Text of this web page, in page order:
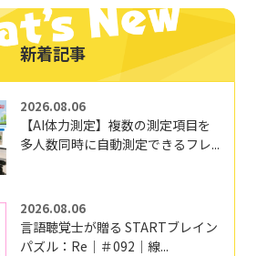
新着記事
2026.08.06
【AI体力測定】複数の測定項目を
多人数同時に自動測定できるフレ...
2026.08.06
言語聴覚士が贈る STARTブレイン
パズル：Re｜＃092｜線...